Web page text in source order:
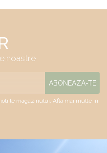
noastre
magazinului. Afla mai multe in